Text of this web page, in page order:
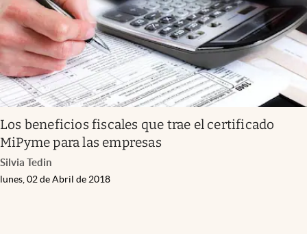
Los beneficios fiscales que trae el certificado
MiPyme para las empresas
Silvia Tedin
lunes, 02 de Abril de 2018